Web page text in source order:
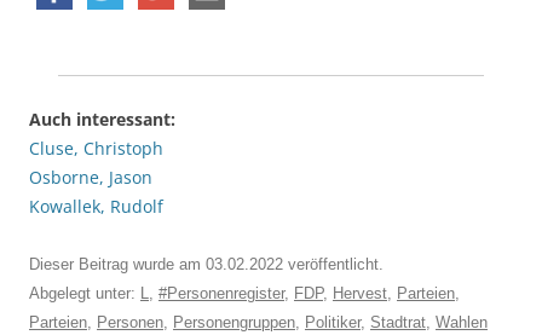
Auch interessant:
Cluse, Christoph
Osborne, Jason
Kowallek, Rudolf
Dieser Beitrag wurde am 03.02.2022 veröffentlicht.
Abgelegt unter: L #Personenregister, FDP, Hervest Parteien
Parteien Personen Personengruppen Politiker, Stadtrat Wahlen